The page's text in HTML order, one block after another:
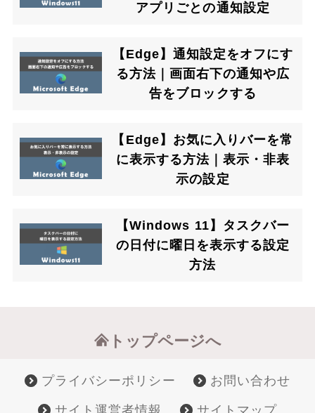
アプリごとの通知設定
【Edge】通知設定をオフにす
る方法｜画面右下の通知や広
告をブロックする
【Edge】お気に入りバーを常
に表示する方法｜表示・非表
示の設定
【Windows 11】タスクバー
の日付に曜日を表示する設定
方法
トップページへ
プライバシーポリシー お問い合わせ